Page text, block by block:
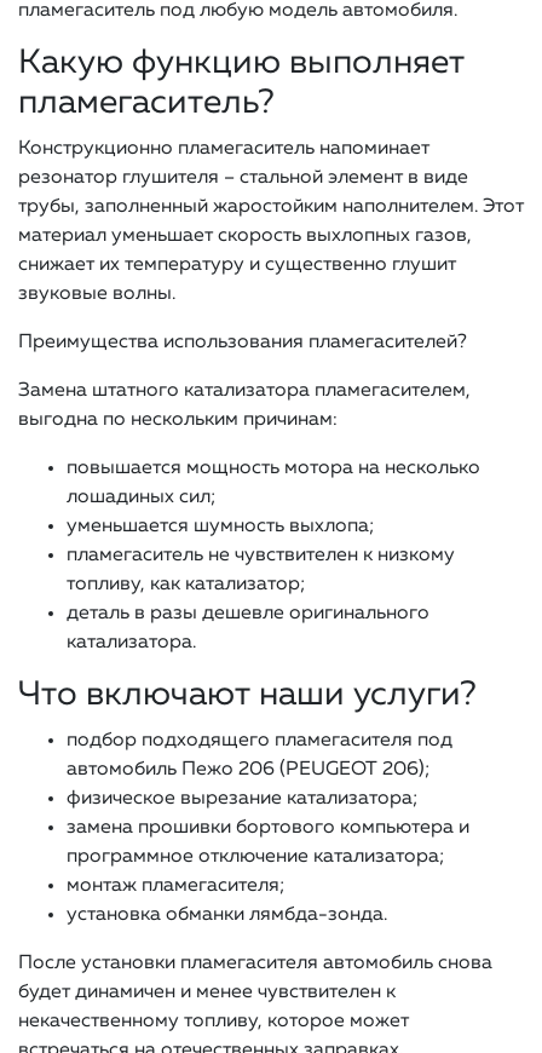
пламегаситель под любую модель автомобиля.
Какую функцию выполняет
пламегаситель?
Конструкционно пламегаситель напоминает
резонатор глушителя – стальной элемент в виде
трубы, заполненный жаростойким наполнителем. Этот
материал уменьшает скорость выхлопных газов,
снижает их температуру и существенно глушит
звуковые волны.
Преимущества использования пламегасителей?
Замена штатного катализатора пламегасителем,
выгодна по нескольким причинам:
повышается мощность мотора на несколько
лошадиных сил;
уменьшается шумность выхлопа;
пламегаситель не чувствителен к низкому
топливу, как катализатор;
деталь в разы дешевле оригинального
катализатора.
Что включают наши услуги?
подбор подходящего пламегасителя под
автомобиль Пежо 206 (PEUGEOT 206);
физическое вырезание катализатора;
замена прошивки бортового компьютера и
программное отключение катализатора;
монтаж пламегасителя;
установка обманки лямбда-зонда.
После установки пламегасителя автомобиль снова
будет динамичен и менее чувствителен к
некачественному топливу, которое может